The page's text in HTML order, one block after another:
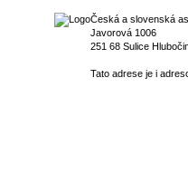
Česká a slovenská
Javorová 1006
251 68 Sulice
Tato adrese je i